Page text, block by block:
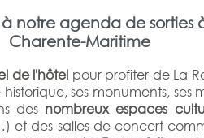
notre agenda de
Charente-Maritime
de l'hôtel pour profiter de La
ses monuments,
des nombreux espaces
et des salles de concert